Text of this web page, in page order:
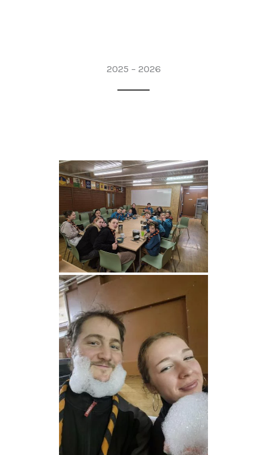
2025 – 2026